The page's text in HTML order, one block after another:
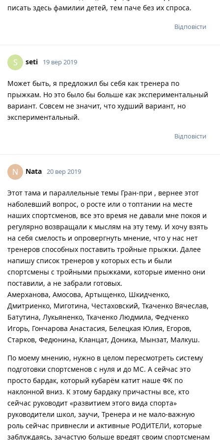
писать здесь фамилии детей, тем паче без их спроса.
Відповісти
S seti 19 вер 2019
Может быть, я предложил бы себя как тренера по
прыжкам. Но это было бы больше как экспериментальный
вариант. Совсем не значит, что худший вариант, но
экспериментальный.
Відповісти
N Nata 20 вер 2019
Этот тама и параллельные темы Гран-при , вернее этот
наболевший вопрос, о росте или о топтании на месте
наших спортсменов, все это время не давали мне покоя и
регулярно возвращали к мыслям на эту тему. И хочу взять
на себя смелость и опровергнуть мнение, что у нас нет
тренеров способных поставить тройные прыжки. Далее
напишу список тренеров у которых есть и были
спортсмены с тройными прыжками, которые именно они
поставили, а не забрали готовых.
Амерханова, Амосова, Артыщенко, Шкидченко,
Дмитриенко, Миготина, Честаховский, Ткаченко Вячеслав,
Батутина, Лукьяненко, Ткаченко Людмила, Федченко
Игорь, Гончарова Анастасия, Белецкая Юлия, Егоров,
Старков, Федюнина, Кланцат, Доника, Мынзат, Малкуш.
По моему мнению, нужно в целом пересмотреть систему
подготовки спортсменов с нуля и до МС. А сейчас это
просто бардак, который кубарём катит наше ФК по
наклонной вниз. К этому бардаку причастны все, кто
сейчас руководит «развитием этого вида спорта»
руководители школ, заучи, Тренера и не мало-важную
роль сейчас привнесли и активные РОДИТЕЛИ, которые
заблуждаясь, зачастую больше вредят своим спортсменам